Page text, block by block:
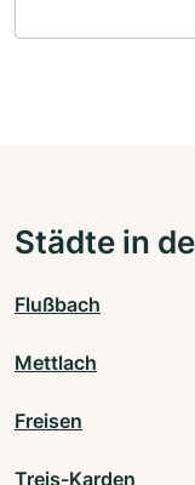
Städte in
Flußbach
Mettlach
Freisen
Treis-Karden